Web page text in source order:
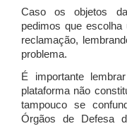
Caso os objetos
pedimos que
reclamação,
problema.
É importante
plataforma não
tampouco se
Órgãos de Defesa